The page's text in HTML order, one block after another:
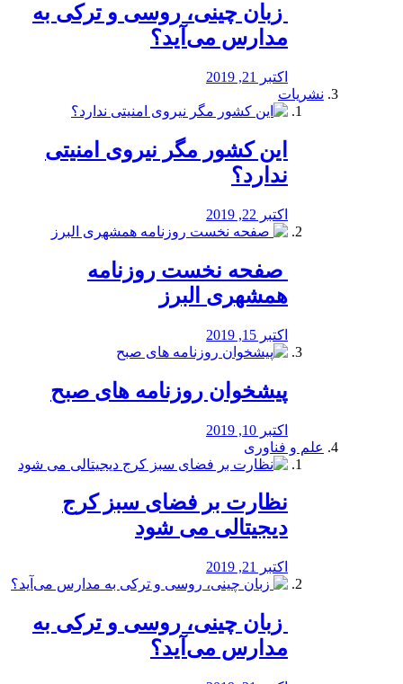
️ زبان چینی، روسی و ترکی به
مدارس می‌آید؟
اکتبر 21, 2019
نشریات
این کشور مگر نیروی امنیتی
ندارد؟
اکتبر 22, 2019
️ صفحه نخست روزنامه‌
همشهری البرز
اکتبر 15, 2019
پیشخوان روزنامه های صبح
اکتبر 10, 2019
علم و فناوری
نظارت بر فضای سبز کرج
دیجیتالی می شود
اکتبر 21, 2019
️ زبان چینی، روسی و ترکی به
مدارس می‌آید؟